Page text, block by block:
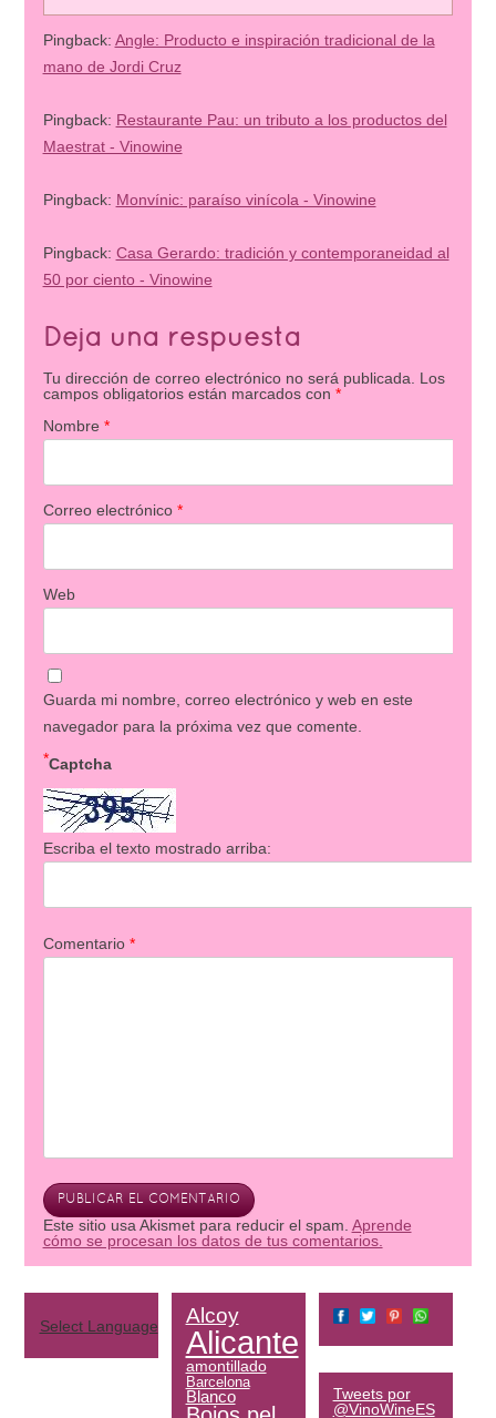
Pingback: Angle: Producto e inspiración tradicional de la
mano de Jordi Cruz
Pingback: Restaurante Pau: un tributo a los productos del
Maestrat - Vinowine
Pingback: Monvínic: paraíso vinícola - Vinowine
Pingback: Casa Gerardo: tradición y contemporaneidad al
50 por ciento - Vinowine
Deja una respuesta
Tu dirección de correo electrónico no será publicada.
Los
campos obligatorios están marcados con *
Nombre *
Correo electrónico *
Web
Guarda mi nombre, correo electrónico y web en este
navegador para la próxima vez que comente.
Captcha
*
Escriba el texto mostrado arriba:
Comentario *
Este sitio usa Akismet para reducir el spam. Aprende
cómo se procesan los datos de tus comentarios.
Select Language Alcoy
Alicante
amontillado
Barcelona
Blanco
Tweets por
@VinoWineES